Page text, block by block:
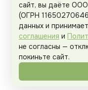
сайт, вы даёте
(ОГРН
данных и
соглашения и
не согласны —
покиньте сайт.